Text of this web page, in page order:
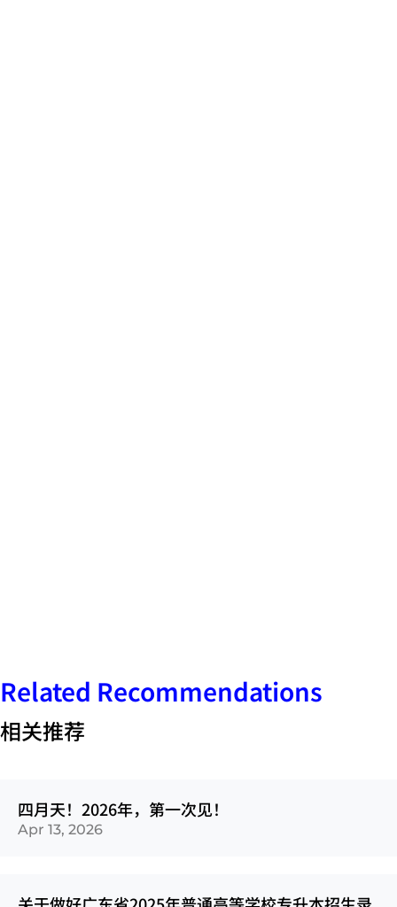
Related Recommendations
相关推荐
四月天！2026年，第一次见！
Apr 13, 2026